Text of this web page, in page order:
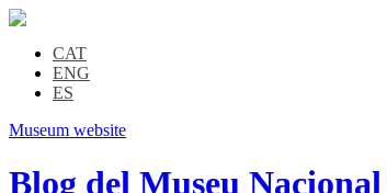
CAT
ENG
ES
Museum website
Blog del Museu